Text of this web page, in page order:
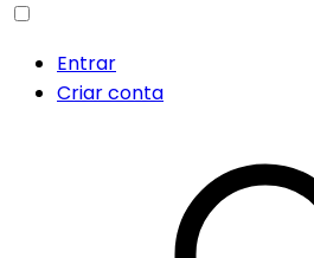
Entrar
Criar conta